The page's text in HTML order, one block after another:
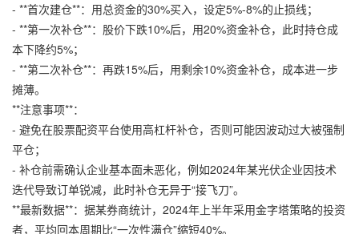
- **首次建仓**：用总资金的30%买入，设定5%-8%的止损线；
- **第一次补仓**：股价下跌10%后，用20%资金补仓，此时持仓成
本下降约5%；
- **第二次补仓**：再跌15%后，用剩余10%资金补仓，成本进一步
摊薄。
**注意事项**：
- 避免在股票配资平台使用高杠杆补仓，否则可能因波动过大被强制
平仓；
- 补仓前需确认企业基本面未恶化，例如2024年某光伏企业因技术
迭代导致订单锐减，此时补仓无异于“接飞刀”。
**最新数据**：据某券商统计，2024年上半年采用金字塔策略的投资
者，平均回本周期比“一次性满仓”缩短40%。